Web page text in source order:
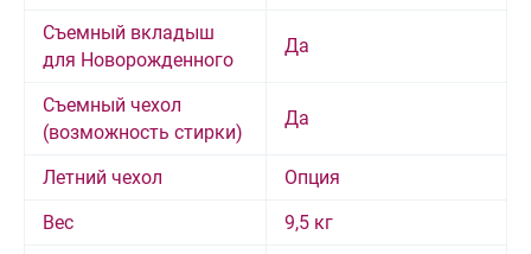
Съемный вкладыш
для Новорожденного
Да
Съемный чехол
(возможность стирки)
Да
Летний чехол
Опция
Вес
9,5 кг